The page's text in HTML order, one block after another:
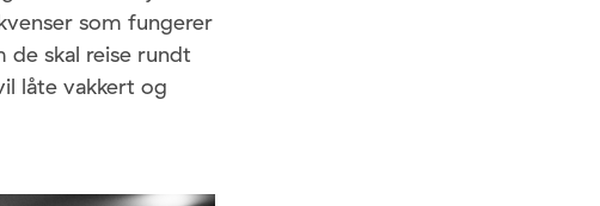
som fungerer
skal reise rundt
låte vakkert og